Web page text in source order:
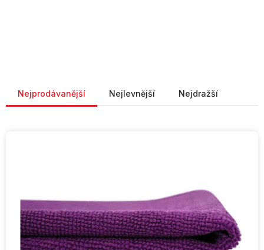
Nejprodávanější Nejlevnější Nejdražší